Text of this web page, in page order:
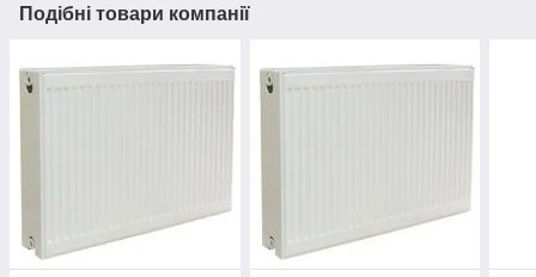
Подібні товари компанії